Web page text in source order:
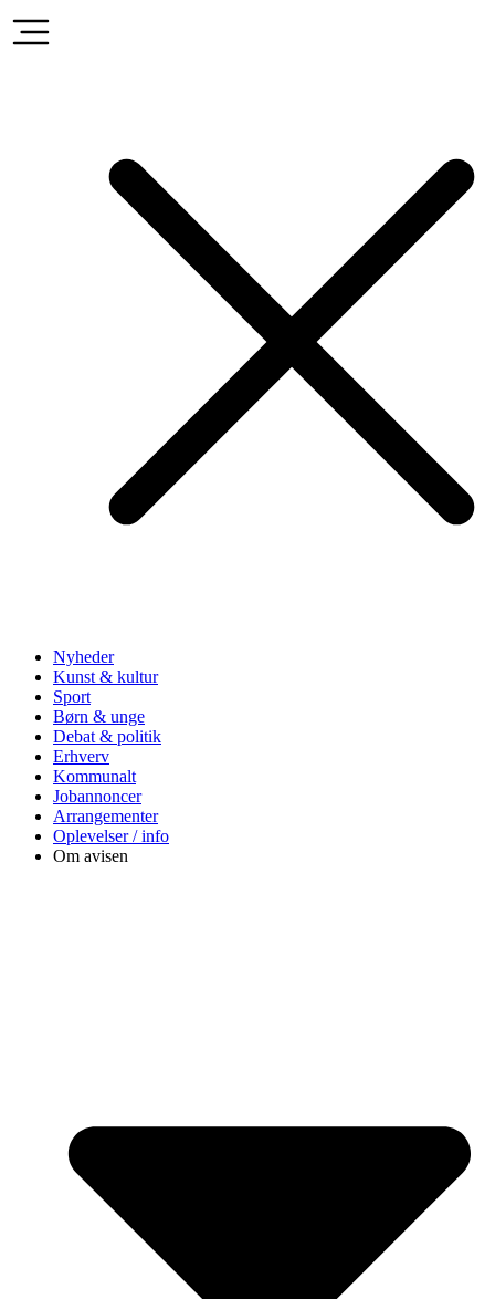
Nyheder
Kunst & kultur
Sport
Børn & unge
Debat & politik
Erhverv
Kommunalt
Jobannoncer
Arrangementer
Oplevelser / info
Om avisen